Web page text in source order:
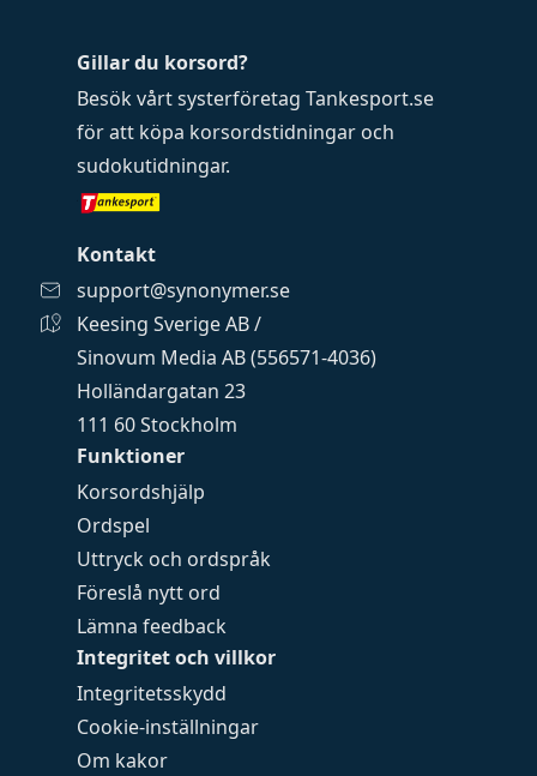
Funktioner
Korsordshjälp
Ordspel
Uttryck och ordspråk
Föreslå nytt ord
Lämna feedback
Integritet och villkor
Integritetsskydd
Cookie-inställningar
Om kakor
Gillar du korsord?
Besök vårt systerföretag Tankesport.se
för att köpa korsordstidningar och
sudokutidningar.
Kontakt
support@synonymer.se
Keesing Sverige AB /
Sinovum Media AB (556571-4036)
Holländargatan 23
111 60 Stockholm